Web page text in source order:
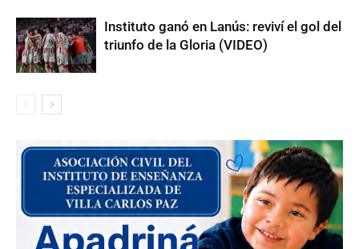
Instituto ganó en Lanús: reviví el gol del
triunfo de la Gloria (VIDEO)